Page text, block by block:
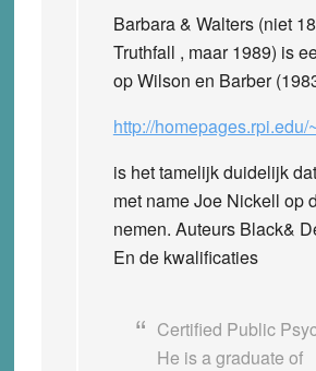
Barbara & Walters (niet
Truthfall , maar 1989) is
op Wilson en Barber
http://homepages.rpi.edu/
is het tamelijk duidelijk
met name Joe Nickell op
nemen. Auteurs Black&
En de kwalificaties
Certified Public
He is a graduate of